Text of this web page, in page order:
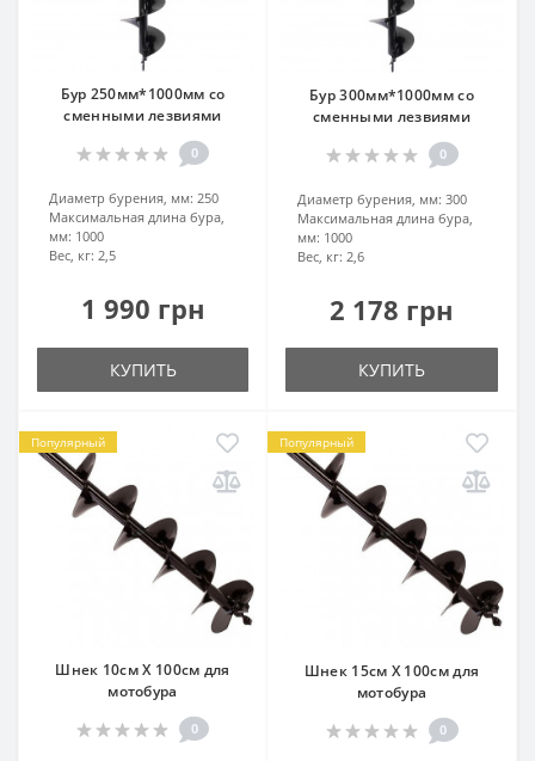
Бур 250мм*1000мм со
сменными лезвиями
0
Диаметр бурения, мм: 250
Максимальная длина бура,
мм: 1000
Вес, кг: 2,5
1 990 грн
КУПИТЬ
Бур 300мм*1000мм со
сменными лезвиями
0
Диаметр бурения, мм: 300
Максимальная длина бура,
мм: 1000
Вес, кг: 2,6
2 178 грн
КУПИТЬ
Популярный
Шнек 10см Х 100см для
мотобура
0
Популярный
Шнек 15см Х 100см для
мотобура
0